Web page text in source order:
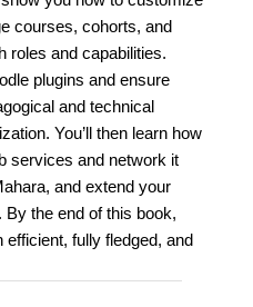
courses, cohorts, and
roles and capabilities.
plugins and ensure
and technical
You’ll then learn how
services and network it
and extend your
the end of this book,
efficient, fully fledged, and